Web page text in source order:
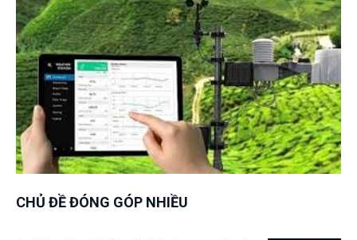
CHỦ ĐỀ ĐÓNG GÓP NHIỀU